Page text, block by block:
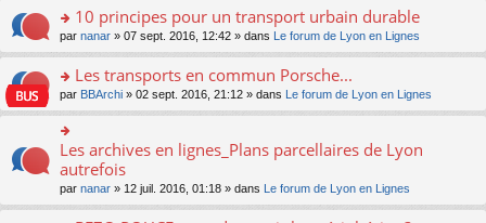
nt
ré
c
e
nt
le
pl
u
ré
c
e
nt
n
n
le
pl
u
s
ré
c
e
nt
a
g
e
n
n
le
pl
u
s
m
e
a
g
e
n
o
lu
le
pl
ult
er
le
m
e
s
g
e
n
o
o
n
ult
er
le
m
s
a
10 principes pour un transport urbain durable
par nanar » 07 sept. 2016, 12:42 » dans Le forum de Lyon en Lignes
o
n
s
ult
er
le
m
e
Les transports en commun Porsche...
par BBArchi » 02 sept. 2016, 21:12 » dans Le forum de Lyon en Lignes
n
ult
er
Les archives en lignes_Plans parcellaires de Lyon
autrefois
par nanar » 12 juil. 2016, 01:18 » dans Le forum de Lyon en Lignes